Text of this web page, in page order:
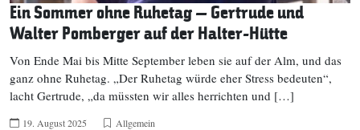
Ein Sommer ohne Ruhetag – Gertrude und
Walter Pomberger auf der Halter-Hütte
Von Ende Mai bis Mitte September leben sie auf der Alm, und das
ganz ohne Ruhetag. „Der Ruhetag würde eher Stress bedeuten“,
lacht Gertrude, „da müssten wir alles herrichten und […]
19. August 2025 Allgemein